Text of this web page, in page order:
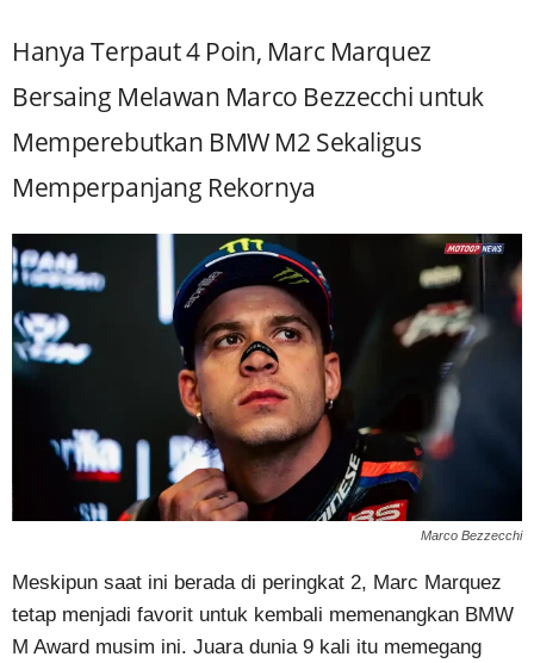
Hanya Terpaut 4 Poin, Marc Marquez
Bersaing Melawan Marco Bezzecchi untuk
Memperebutkan BMW M2 Sekaligus
Memperpanjang Rekornya
Marco Bezzecchi
Meskipun saat ini berada di peringkat 2, Marc Marquez
tetap menjadi favorit untuk kembali memenangkan BMW
M Award musim ini. Juara dunia 9 kali itu memegang